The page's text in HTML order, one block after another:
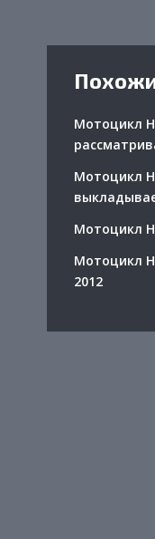
Мотоцикл
Мотоцикл
Мотоцикл
Мотоцикл
2012